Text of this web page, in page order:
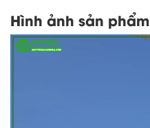
Hình ảnh sản phẩm